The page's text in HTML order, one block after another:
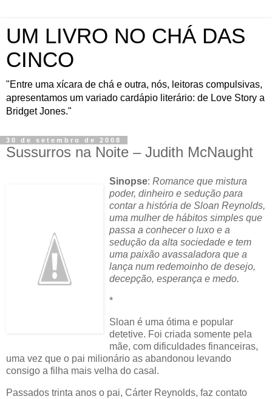
UM LIVRO NO CHÁ DAS
CINCO
"Entre uma xícara de chá e outra, nós, leitoras compulsivas,
apresentamos um variado cardápio literário: de Love Story a
Bridget Jones."
30 de setembro de 2008
Sussurros na Noite – Judith McNaught
Sinopse: Romance que mistura
poder, dinheiro e sedução para
contar a história de Sloan Reynolds,
uma mulher de hábitos simples que
passa a conhecer o luxo e a
sedução da alta sociedade e tem
uma paixão avassaladora que a
lança num redemoinho de desejo,
decepção, esperança e medo.
*
Sloan é uma ótima e popular
detetive. Foi criada somente pela
mãe, com dificuldades financeiras,
uma vez que o pai milionário as abandonou levando
consigo a filha mais velha do casal.
Passados trinta anos o pai, Cárter Reynolds, faz contato